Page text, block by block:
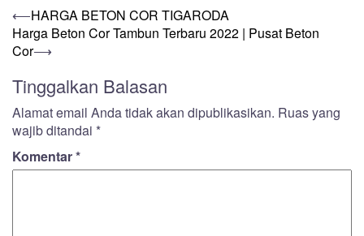
Post
navigation
⟵HARGA BETON COR TIGARODA
Harga Beton Cor Tambun Terbaru 2022 | Pusat Beton
Cor⟶
Tinggalkan Balasan
Alamat email Anda tidak akan dipublikasikan. Ruas yang
wajib ditandai *
Komentar*